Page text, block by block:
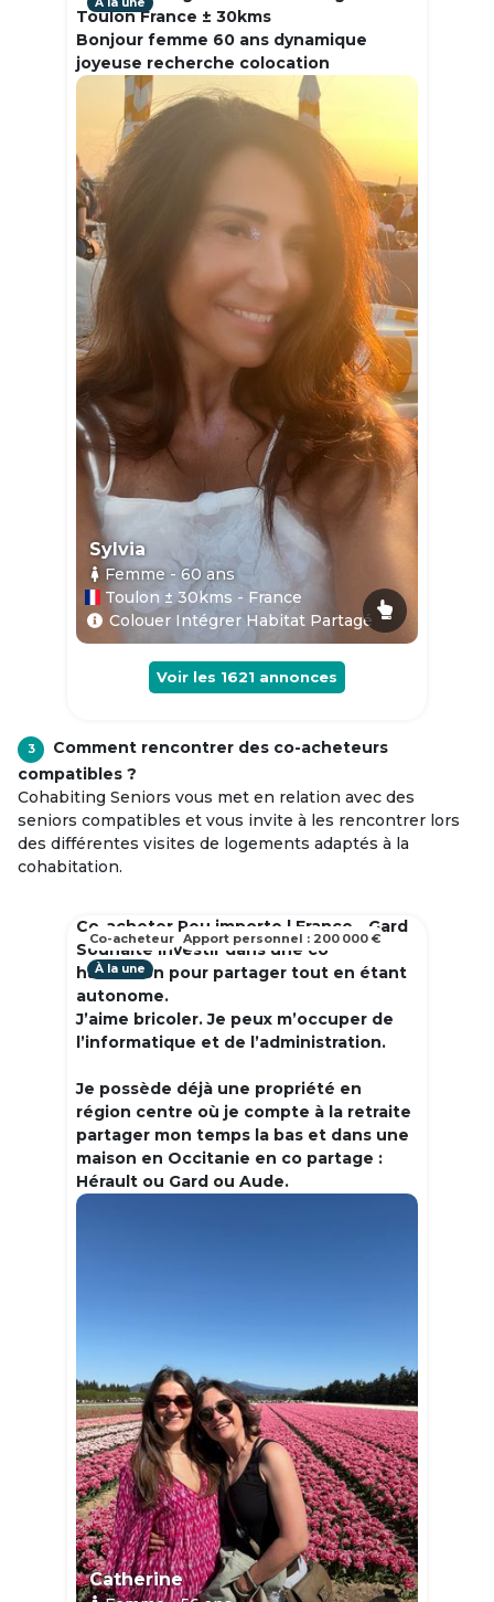
Toulon France ± 30kms
Bonjour femme 60 ans dynamique
joyeuse recherche colocation
Sylvia
Femme - 60ans
Toulon ± 30kms - France
Colouer Intégrer Habitat Partagé
Voir les 1621 annonces
3
Comment rencontrer des co-acheteurs
compatibles ?
Cohabiting Seniors vous met en relation avec des
seniors compatibles et vous invite à les rencontrer lors
des différentes visites de logements adaptés à la
cohabitation.
Co-acheter Peu importe | France - Gard
Souhaite investir dans une co
habitation pour partager tout en étant
autonome.
J’aime bricoler. Je peux m’occuper de
l’informatique et de l’administration.
Je possède déjà une propriété en
région centre où je compte à la retraite
partager mon temps la bas et dans une
maison en Occitanie en co partage :
Hérault ou Gard ou Aude.
À la une
Catherine
Co-acheteur Apport personnel : 200 000 €